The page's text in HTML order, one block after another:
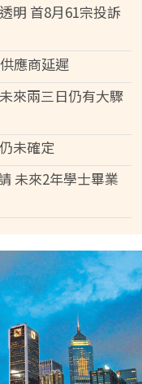
明 首8月61宗投訴
應商延遲
來兩三日仍有大驟
未確定
未來2年學士畢業